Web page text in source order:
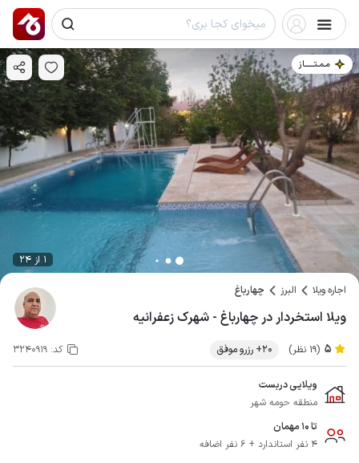
مـمـتــــــاز
1 از 24
اجاره ویلا البرز چهارباغ
ویلا استخردار در چهارباغ - شهرک زعفرانیه
5 (19 نظر) 20+ رزرو موفق کد: 3240919
ویلایی دربست
منطقه حومه شهر
تا 10 مهمان
4 نفر استاندارد + 6 نفر اضافه